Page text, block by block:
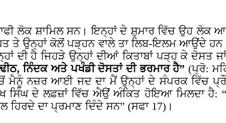
ਲੋਕ ਸ਼ਾਮਿਲ ਸਨ। ਇਨ੍ਹਾਂ ਦੇ ਸ਼ੁਮਾਰ ਵਿੱਚ ਉਹ ਲੋਕ
ਤੇ ਉਨ੍ਹਾਂ ਕੋਲੋਂ ਪੜ੍ਹਨ ਵਾਲੇ ਤਾ ਲਿਬ-ਇਲਮ ਆਉਂਦੇ
ਦੀ ਹੈ ਜਿਹੜੇ ਉਨ੍ਹਾਂ ਦੀਆਂ ਕਿਤਾਬਾਂ ਪੜ੍ਹ ਕੇ
ਨਿੰਦਕ ਅਤੇ ਪਖੰਡੀ ਦੋਸਤਾਂ ਦੀ ਭਰਮਾਰ ਹੈ”(ਪ੍ਰੋ:
ਮੈਨੂੰ ਨਜ਼ਰ ਆਈ ਜਦ ਦਾ ਮੈਂ ਉਨ੍ਹਾਂ ਦੇ ਸੰਪਰਕ ਵਿੱਚ
ਸਿੰਘ ਦੇ ਲਫ਼ਜ਼ਾਂ ਵਿੱਚ ਐਉਂ ਅੰਕਿਤ ਹੋਇਆ ਮਿਲਦਾ
ਦਾ ਪ੍ਰਮਾਣ ਦਿੰਦੇ ਸਨ” (ਸਫਾ 17)।